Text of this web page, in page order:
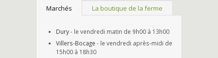
Marchés La boutique de la ferme
Dury- le vendredi matin de 9h00 à 13h00
Villers-Bocage - le vendredi après-midi de
15h00 à 18h30